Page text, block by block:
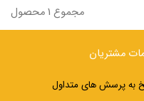
مجموع 1 محصول
مشتریان
به پرسش های متداول